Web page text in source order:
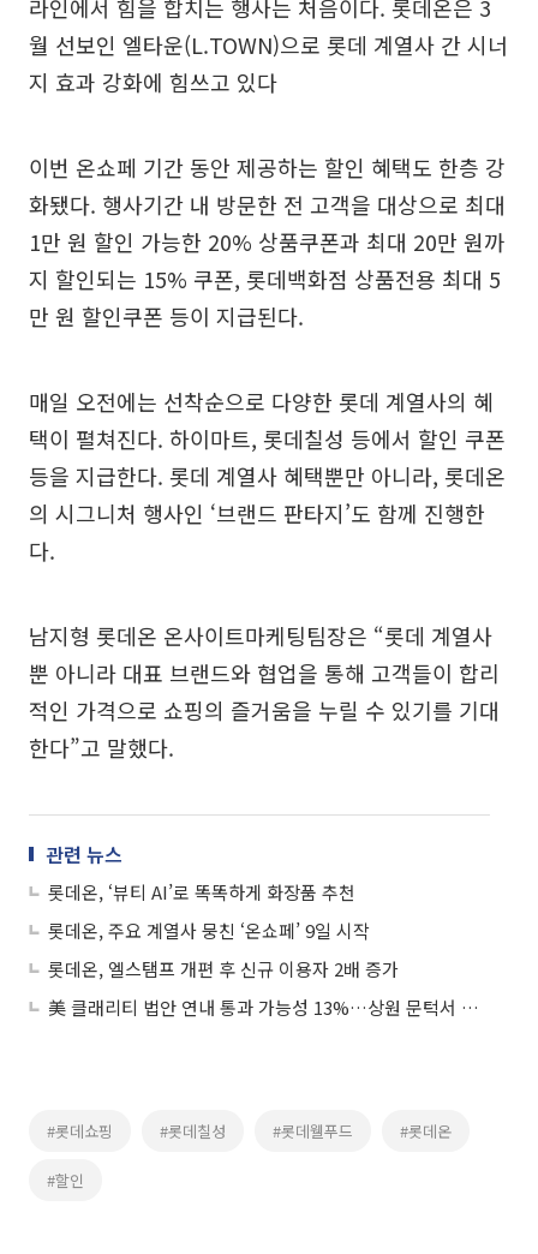
라인에서 힘을 합치는 행사는 처음이다. 롯데온은 3
월 선보인 엘타운(L.TOWN)으로 롯데 계열사 간 시너
지 효과 강화에 힘쓰고 있다
이번 온쇼페 기간 동안 제공하는 할인 혜택도 한층 강
화됐다. 행사기간 내 방문한 전 고객을 대상으로 최대
1만 원 할인 가능한 20% 상품쿠폰과 최대 20만 원까
지 할인되는 15% 쿠폰, 롯데백화점 상품전용 최대 5
만 원 할인쿠폰 등이 지급된다.
매일 오전에는 선착순으로 다양한 롯데 계열사의 혜
택이 펼쳐진다. 하이마트, 롯데칠성 등에서 할인 쿠폰
등을 지급한다. 롯데 계열사 혜택뿐만 아니라, 롯데온
의 시그니처 행사인 ‘브랜드 판타지’도 함께 진행한
다.
남지형 롯데온 온사이트마케팅팀장은 “롯데 계열사
뿐 아니라 대표 브랜드와 협업을 통해 고객들이 합리
적인 가격으로 쇼핑의 즐거움을 누릴 수 있기를 기대
한다”고 말했다.
관련 뉴스
롯데온, ‘뷰티 AI’로 똑똑하게 화장품 추천
롯데온, 주요 계열사 뭉친 ‘온쇼페’ 9일 시작
롯데온, 엘스탬프 개편 후 신규 이용자 2배 증가
美 클래리티 법안 연내 통과 가능성 13%…상원 문턱서 제동
#롯데쇼핑 #롯데칠성 #롯데웰푸드 #롯데온
#할인